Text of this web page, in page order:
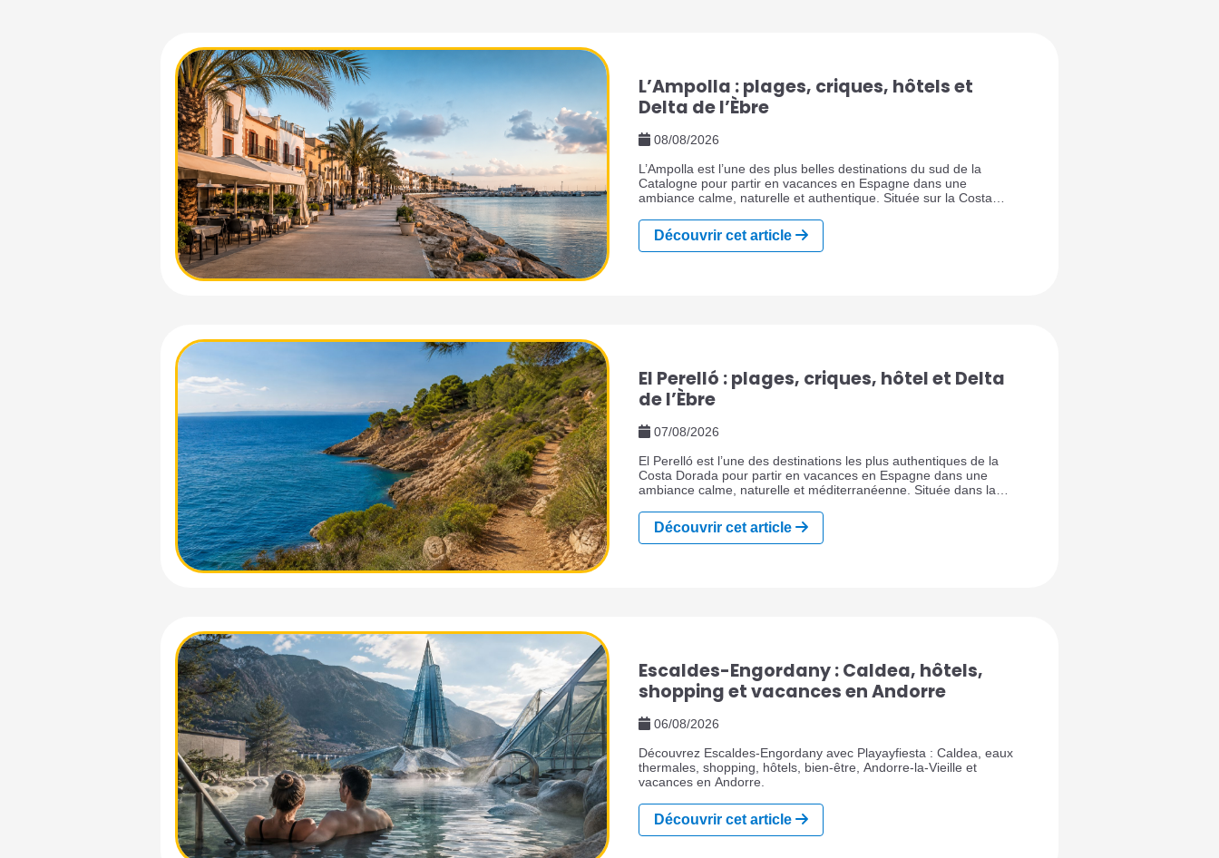
L’Ampolla : plages, criques, hôtels et
Delta de l’Èbre
08/08/2026
L’Ampolla est l’une des plus belles destinations du sud de la
Catalogne pour partir en vacances en Espagne dans une
ambiance calme, naturelle et authentique. Située sur la Costa
méditerranéenne séduit par ses plages, ses criques, son port,
ses restaurants, ses huîtres, ses produits de la mer, ses rizières,
ses lagunes, ses sentiers nature et son atmosphère plus douce
Découvrir cet article
El Perelló : plages, criques, hôtel et Delta
de l’Èbre
07/08/2026
El Perelló est l’une des destinations les plus authentiques de la
Costa Dorada pour partir en vacances en Espagne dans une
ambiance calme, naturelle et méditerranéenne. Située dans la
du Baix Ebre séduit les voyageurs qui recherchent autre chose
qu’une grande station balnéaire classique : des criques, des
plages naturelles, des paysages préservés, du miel, de l’huile
Découvrir cet article
Escaldes-Engordany : Caldea, hôtels,
shopping et vacances en Andorre
06/08/2026
Découvrez Escaldes-Engordany avec Playayfiesta : Caldea, eaux
thermales, shopping, hôtels, bien-être, Andorre-la-Vieille et
vacances en Andorre.
Découvrir cet article